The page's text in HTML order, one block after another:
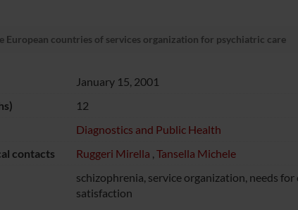
European countries of services organization for psychiatric care
January 15, 2001
12
Diagnostics and Public Health
contacts
Ruggeri Mirella , Tansella Michele
schizophrenia, service organization, needs for
satisfaction